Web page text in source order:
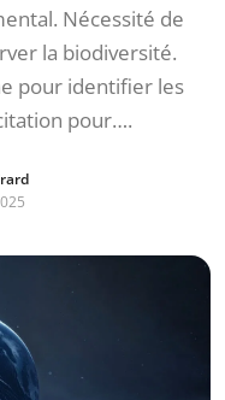
Nécessité de
la biodiversité.
pour identifier les
pour….